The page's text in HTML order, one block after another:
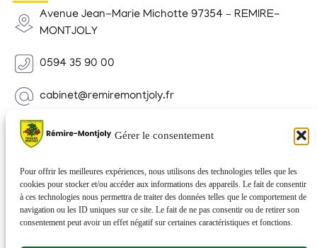
Gérer le consentement
Pour offrir les meilleures expériences, nous utilisons des technologies telles que les
cookies pour stocker et/ou accéder aux informations des appareils. Le fait de consentir
à ces technologies nous permettra de traiter des données telles que le comportement de
navigation ou les ID uniques sur ce site. Le fait de ne pas consentir ou de retirer son
consentement peut avoir un effet négatif sur certaines caractéristiques et fonctions.
Avenue Jean-Marie Michotte 97354 – REMIRE-
MONTJOLY
0594 35 90 00
cabinet@remiremontjoly.fr
Newsletter
nouvelles de votre commune.